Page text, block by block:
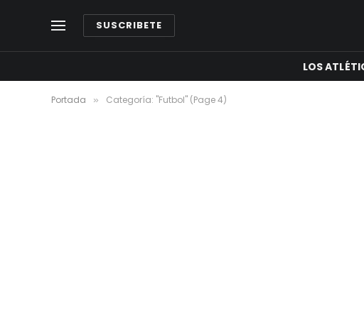
SUSCRIBETE
LOS
Portada » Categoría: "Futbol" (Page 4)